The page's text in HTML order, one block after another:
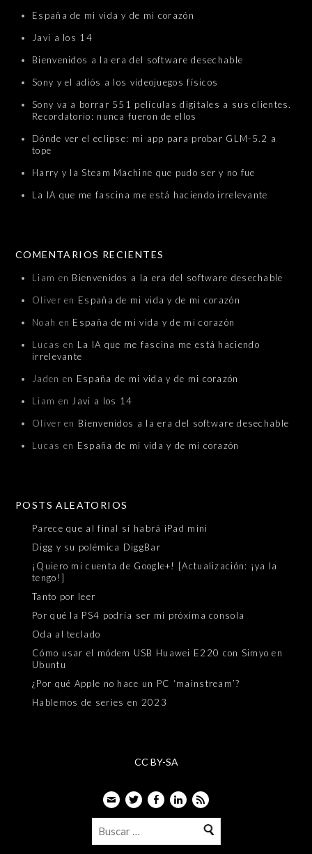
España de mi vida y de mi corazón
Javi a los 14
Bienvenidos a la era del software desechable
Sony y el adiós a los videojuegos físicos
Sony va a borrar 551 películas digitales a sus clientes.
Recordatorio: nunca fueron de ellos
Dónde ver el eclipse: mi app para probar GLM-5.2 a
tope
Harry y la Steam Machine que pudo ser y no fue
La IA que me fascina me está haciendo irrelevante
COMENTARIOS RECIENTES
Liam en Bienvenidos a la era del software desechable
Oliver en España de mi vida y de mi corazón
Noah en España de mi vida y de mi corazón
Lucas en La IA que me fascina me está haciendo
irrelevante
Jaden en España de mi vida y de mi corazón
Liam en Javi a los 14
Oliver en Bienvenidos a la era del software desechable
Lucas en España de mi vida y de mi corazón
POSTS ALEATORIOS
Parece que al final sí habrá iPad mini
Digg y su polémica DiggBar
¡Quiero mi cuenta de Google+! [Actualización: ¡ya la
tengo!]
Tanto por leer
Por qué la PS4 podría ser mi próxima consola
Oda al teclado
Cómo usar el módem USB Huawei E220 con Simyo en
Ubuntu
¿Por qué Apple no hace un PC ‘mainstream’?
Hablemos de series en 2023
CC BY-SA
EmailTwitterFacebook
LinkedIn
Feed